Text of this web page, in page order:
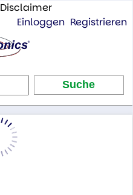
Disclaimer
Einloggen Registrieren